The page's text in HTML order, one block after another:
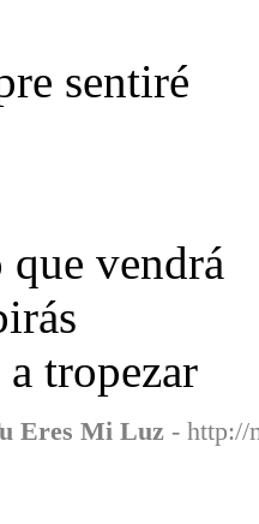
sentiré
que vendrá
tropezar
Eres Mi Luz - http://